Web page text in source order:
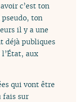
c’est ton
ton
il y a une
déjà publiques
aux
qui vont être
fais sur